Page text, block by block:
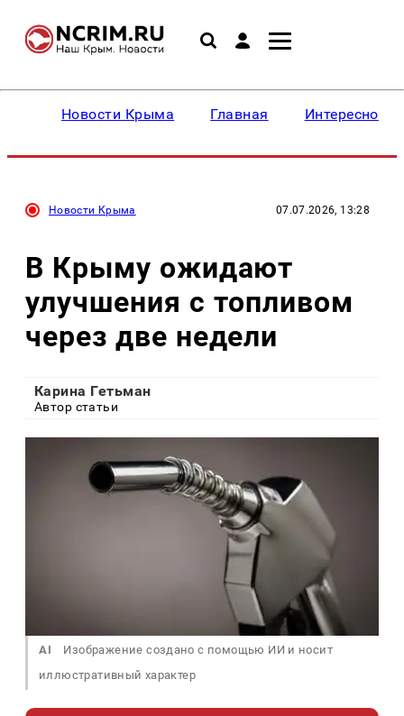
Новости Крыма Главная Интересное
Новости Крыма 07.07.2026, 13:28
В Крыму ожидают
улучшения с топливом
через две недели
Карина Гетьман
Автор статьи
AI
Изображение создано с помощью ИИ и носит
иллюстративный характер